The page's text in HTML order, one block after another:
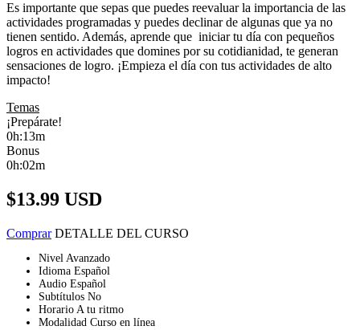
Es importante que sepas que puedes reevaluar la importancia de las
actividades programadas y puedes declinar de algunas que ya no
tienen sentido. Además, aprende que iniciar tu día con pequeños
logros en actividades que domines por su cotidianidad, te generan
sensaciones de logro. ¡Empieza el día con tus actividades de alto
impacto!
Temas
¡Prepárate!
0h:13m
Bonus
0h:02m
$13.99 USD
Comprar DETALLE DEL CURSO
Nivel Avanzado
Idioma Español
Audio Español
Subtítulos No
Horario A tu ritmo
Modalidad Curso en línea